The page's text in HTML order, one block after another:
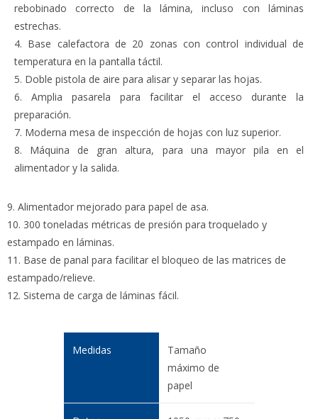
rebobinado correcto de la lámina, incluso con láminas
estrechas.
4. Base calefactora de 20 zonas con control individual de
temperatura en la pantalla táctil.
5. Doble pistola de aire para alisar y separar las hojas.
6. Amplia pasarela para facilitar el acceso durante la
preparación.
7. Moderna mesa de inspección de hojas con luz superior.
8. Máquina de gran altura, para una mayor pila en el
alimentador y la salida.
9. Alimentador mejorado para papel de asa.
10. 300 toneladas métricas de presión para troquelado y
estampado en láminas.
11. Base de panal para facilitar el bloqueo de las matrices de
estampado/relieve.
12. Sistema de carga de láminas fácil.
Tamaño
máximo de
papel